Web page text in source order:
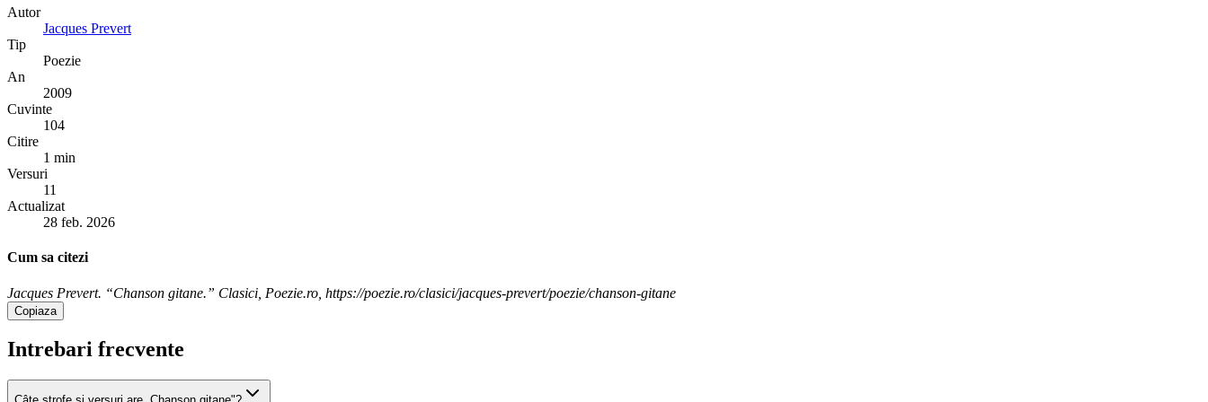
Autor
Jacques Prevert
Tip
Poezie
An
2009
Cuvinte
104
Citire
1 min
Versuri
11
Actualizat
28 feb. 2026
Cum sa citezi
Jacques Prevert. “Chanson gitane.” Clasici, Poezie.ro, https://poezie.ro/clasici/jacques-prevert/poezie/chanson-gitane
Copiaza
Intrebari frecvente